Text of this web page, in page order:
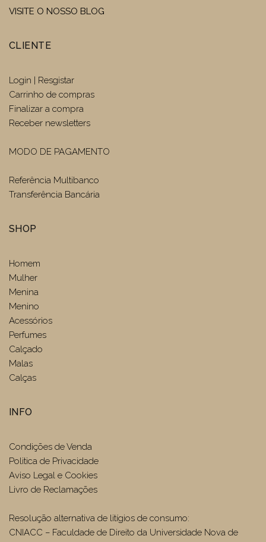
VISITE O NOSSO BLOG
CLIENTE
Login | Resgistar
Carrinho de compras
Finalizar a compra
Receber newsletters
MODO DE PAGAMENTO
Referência Multibanco
Transferência Bancária
SHOP
Homem
Mulher
Menina
Menino
Acessórios
Perfumes
Calçado
Malas
Calças
INFO
Condições de Venda
Politica de Privacidade
Aviso Legal e Cookies
Livro de Reclamações
Resolução alternativa de litígios de consumo:
CNIACC – Faculdade de Direito da Universidade Nova de